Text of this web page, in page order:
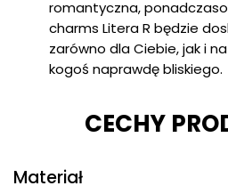
romantyczna,
charms Litera R będzie
zarówno dla Ciebie, jak i
kogoś naprawdę bliskiego.
CECHY
Materiał